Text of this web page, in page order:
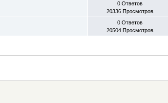
0 Ответов
20336 Просмотров
0 Ответов
20504 Просмотров